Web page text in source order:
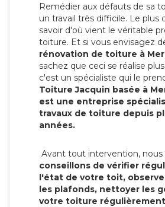
Remédier aux défauts de sa
un travail très difficile. Le plus
savoir d'où vient le véritable
toiture. Et si vous envisagez
rénovation de toiture à
sachez que ceci se réalise
c'est un spécialiste qui le
Toiture Jacquin basée à
est une entreprise
travaux de toiture depuis
années.
Avant tout intervention, nous
conseillons de vérifier
l'état de votre toit,
les plafonds, nettoyer les
votre toiture régulièrement